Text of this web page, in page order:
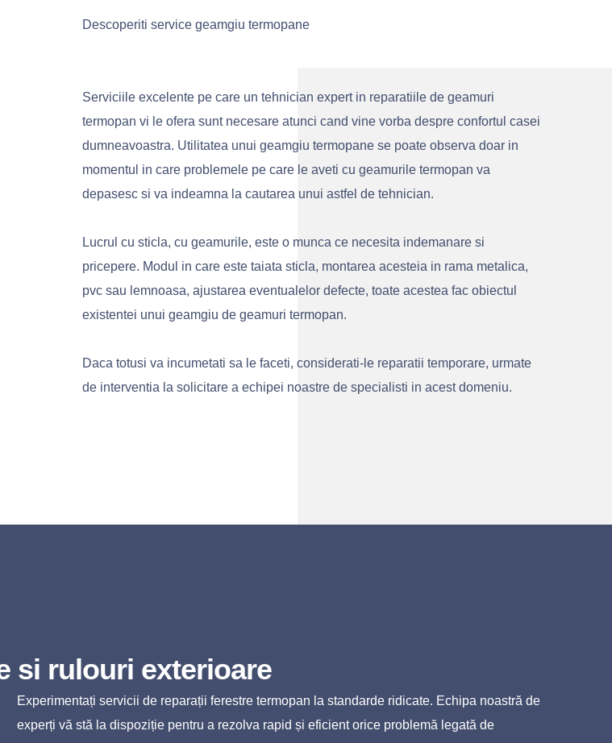
Descoperiti service geamgiu termopane
Serviciile excelente pe care un tehnician expert in reparatiile de geamuri
termopan vi le ofera sunt necesare atunci cand vine vorba despre confortul casei
dumneavoastra. Utilitatea unui geamgiu termopane se poate observa doar in
momentul in care problemele pe care le aveti cu geamurile termopan va
depasesc si va indeamna la cautarea unui astfel de tehnician.
Lucrul cu sticla, cu geamurile, este o munca ce necesita indemanare si
pricepere. Modul in care este taiata sticla, montarea acesteia in rama metalica,
pvc sau lemnoasa, ajustarea eventualelor defecte, toate acestea fac obiectul
existentei unui geamgiu de geamuri termopan.
Daca totusi va incumetati sa le faceti, considerati-le reparatii temporare, urmate
de interventia la solicitare a echipei noastre de specialisti in acest domeniu.
si rulouri exterioare
Experimentați servicii de reparații ferestre termopan la standarde ridicate. Echipa noastră de
experți vă stă la dispoziție pentru a rezolva rapid și eficient orice problemă legată de